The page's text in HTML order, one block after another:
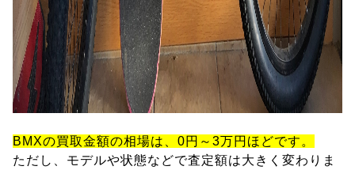
BMXの買取金額の相場は、0円～3万円ほどです。
ただし、モデルや状態などで査定額は大きく変わりま